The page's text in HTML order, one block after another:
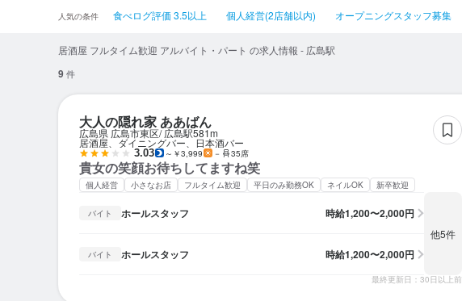
人気の条件 食べログ評価 3.5以上 個人経営(2店舗以内) オープニングスタッフ募集
居酒屋 フルタイム歓迎 アルバイト・パート の求人情報 - 広島駅
9件
大人の隠れ家 ああばん
広島県 広島市東区 広島駅581m
居酒屋、ダイニングバー、日本酒バー
3.03 ～￥3,999 － 35席
貴女の笑顔お待ちしてますね笑
個人経営 小さなお店 フルタイム歓迎 平日のみ勤務OK ネイルOK 新卒歓迎
バイト ホールスタッフ 時給1,200〜2,000円
バイト ホールスタッフ 時給1,200〜2,000円
他5件
最終更新日：30日以上前